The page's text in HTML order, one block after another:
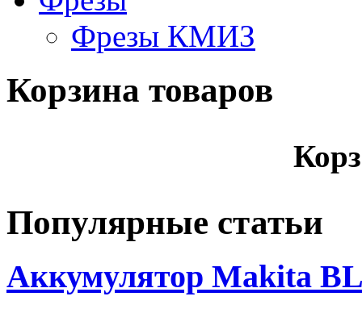
Фрезы КМИЗ
Корзина товаров
Популярные статьи
Аккумулятор Makita